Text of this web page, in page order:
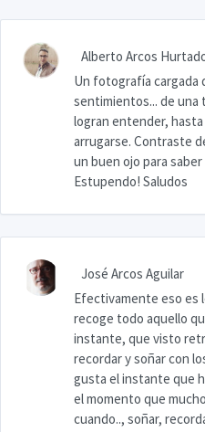
Alberto Arcos
Un fotografía cargada
sentimientos... de una
logran entender,
arrugarse. Contraste
un buen ojo para
Estupendo! Saludos
José Arcos Aguilar
Efectivamente eso es
recoge todo aquello
instante, que visto
recordar y soñar con
gusta el instante que
el momento que
cuando.., soñar,